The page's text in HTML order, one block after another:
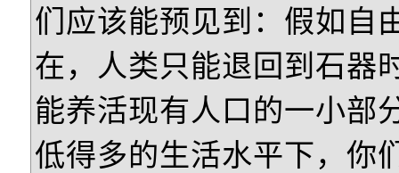
们应该能预见到：假如自
在，人类只能退回到石器
能养活现有人口的一小部
低得多的生活水平下，你